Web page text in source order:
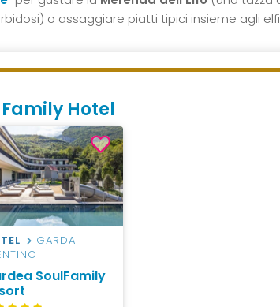
o assaggiare piatti tipici insieme agli
Family Hotel
GARDA
SoulFamily